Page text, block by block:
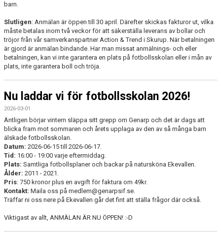
barn.
Slutligen: Anmälan är öppen till 30 april. Därefter skickas fakturor ut, vilka
måste betalas inom två veckor för att säkerställa leverans av bollar och
tröjor från vår samverkanspartner Action & Trend i Skurup. När betalningen
är gjord är anmälan bindande. Har man missat anmälnings- och eller
betalningen, kan vi inte garantera en plats på fotbollsskolan eller i mån av
plats, inte garantera boll och tröja.
Nu laddar vi för fotbollsskolan 2026!
2026-03-01
Äntligen börjar vintern släppa sitt grepp om Genarp och det är dags att
blicka fram mot sommaren och årets upplaga av den av så många barn
älskade fotbollsskolan.
Datum: 2026-06-15 till 2026-06-17.
Tid: 16:00 - 19:00 varje eftermiddag.
Plats: Samtliga fotbollsplaner och backar på natursköna Ekevallen.
Ålder: 2011 - 2021.
Pris: 750 kronor plus en avgift för faktura om 49kr.
Kontakt: Maila oss på medlem@genarpsif.se.
Träffar ni oss nere på Ekevallen går det fint att ställa frågor där också.
Viktigast av allt, ANMÄLAN ÄR NU ÖPPEN! :-D